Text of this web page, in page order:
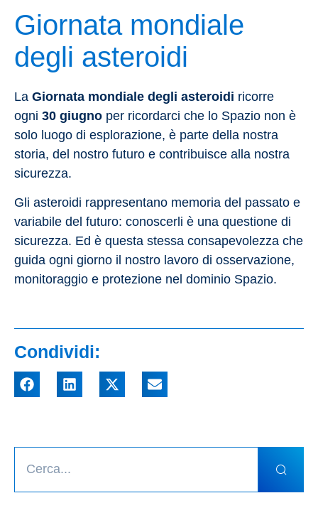
Giornata mondiale
degli asteroidi
La Giornata mondiale degli asteroidi ricorre
ogni 30 giugno per ricordarci che lo Spazio non è
solo luogo di esplorazione, è parte della nostra
storia, del nostro futuro e contribuisce alla nostra
sicurezza.
Gli asteroidi rappresentano memoria del passato e
variabile del futuro: conoscerli è una questione di
sicurezza. Ed è questa stessa consapevolezza che
guida ogni giorno il nostro lavoro di osservazione,
monitoraggio e protezione nel dominio Spazio.
Condividi: